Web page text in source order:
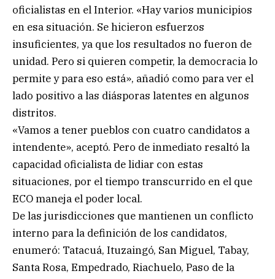
oficialistas en el Interior. «Hay varios municipios
en esa situación. Se hicieron esfuerzos
insuficientes, ya que los resultados no fueron de
unidad. Pero si quieren competir, la democracia lo
permite y para eso está», añadió como para ver el
lado positivo a las diásporas latentes en algunos
distritos.
«Vamos a tener pueblos con cuatro candidatos a
intendente», aceptó. Pero de inmediato resaltó la
capacidad oficialista de lidiar con estas
situaciones, por el tiempo transcurrido en el que
ECO maneja el poder local.
De las jurisdicciones que mantienen un conflicto
interno para la definición de los candidatos,
enumeró: Tatacuá, Ituzaingó, San Miguel, Tabay,
Santa Rosa, Empedrado, Riachuelo, Paso de la